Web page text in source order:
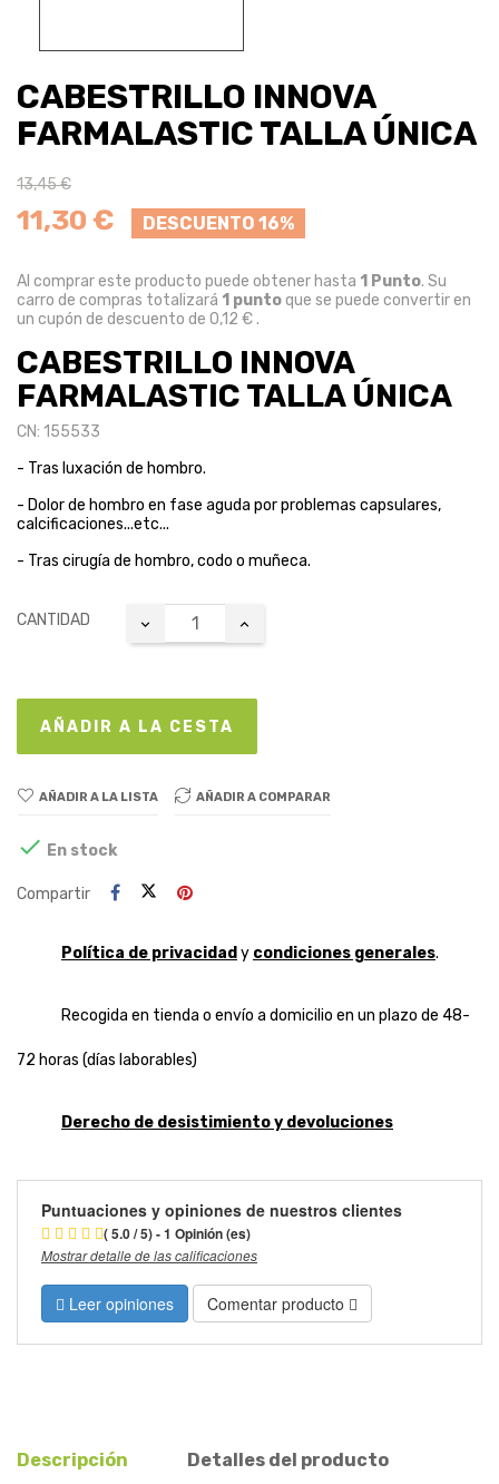
CABESTRILLO INNOVA
FARMALASTIC TALLA ÚNICA
13,45 €
11,30 € DESCUENTO 16%
Al comprar este producto puede obtener hasta 1 Punto. Su
carro de compras totalizará 1 puntoque se puede convertir en
un cupón de descuento de 0,12 €.
CABESTRILLO INNOVA
FARMALASTIC TALLA ÚNICA
CN: 155533
- Tras luxación de hombro.
- Dolor de hombro en fase aguda por problemas capsulares,
calcificaciones...etc...
- Tras cirugía de hombro, codo o muñeca.
CANTIDAD
AÑADIR A LA CESTA
AÑADIR A LA LISTA AÑADIR A COMPARAR
 En stock
Compartir
Política de privacidad y condiciones generales.
Recogida en tienda o envío a domicilio en un plazo de 48-
72 horas (días laborables)
Derecho de desistimiento y devoluciones
Puntuaciones y opiniones de nuestros clientes
( 5.0 / 5) - 1 Opinión (es)
Mostrar detalle de las calificaciones
Leer opiniones Comentar producto
Descripción Detalles del producto